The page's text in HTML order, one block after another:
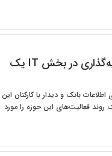
برای بقا در بازار رقابت بانکی، سرمایه‌گذاری در بخش IT یک
بانک و دیدار با کارکنان این
روند فعالیت‌های این حوزه را مورد